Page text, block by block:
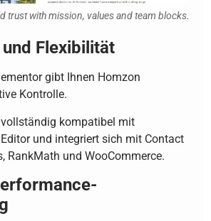
trust with mission, values and team blocks.
Flexibilität
gibt Ihnen Homzon
Kontrolle.
kompatibel mit
und integriert sich mit Contact
RankMath und WooCommerce.